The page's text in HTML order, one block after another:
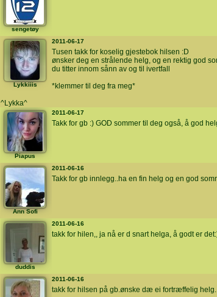
sengetøy
Lykkiiis
2011-06-17
Tusen takk for koselig gjestebok hilsen :D
ønsker deg en strålende helg, og en rektig god
du titter innom sånn av og til ivertfall
*klemmer til deg fra meg*
^Lykka^
Piapus
2011-06-17
Takk for gb :) GOD sommer til deg også, å god
Ann Sofi
2011-06-16
Takk for gb innlegg..ha en fin helg og en god
duddis
2011-06-16
takk for hilen,, ja nå er d snart helga, å godt er
2011-06-16
takk for hilsen på gb.ønske dæ ei fortræffelig